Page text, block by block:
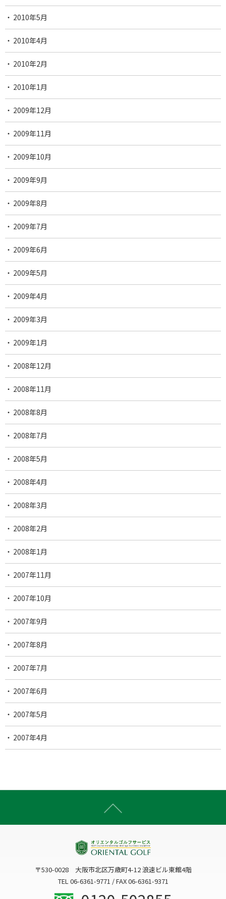
2010年5月
2010年4月
2010年2月
2010年1月
2009年12月
2009年11月
2009年10月
2009年9月
2009年8月
2009年7月
2009年6月
2009年5月
2009年4月
2009年3月
2009年1月
2008年12月
2008年11月
2008年8月
2008年7月
2008年5月
2008年4月
2008年3月
2008年2月
2008年1月
2007年11月
2007年10月
2007年9月
2007年8月
2007年7月
2007年6月
2007年5月
2007年4月
〒530-0028 大阪市北区万歳町4-12 浪速ビル東館4階
TEL 06-6361-9771 / FAX 06-6361-9371